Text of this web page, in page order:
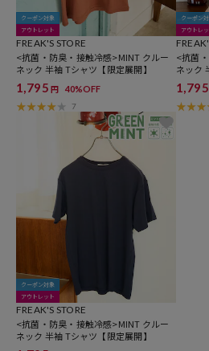
クーポン対象
アウトレット
FREAK'S STORE
<抗菌・防臭・接触冷感>MINT クルー
ネック 半袖 Tシャツ【限定展開】
1,795 円 40%OFF
7
クーポン
アウトレ
<抗菌
ネック
1,795
クーポン対象
アウトレット
FREAK'S STORE
<抗菌・防臭・接触冷感>MINT クルー
ネック 半袖 Tシャツ【限定展開】